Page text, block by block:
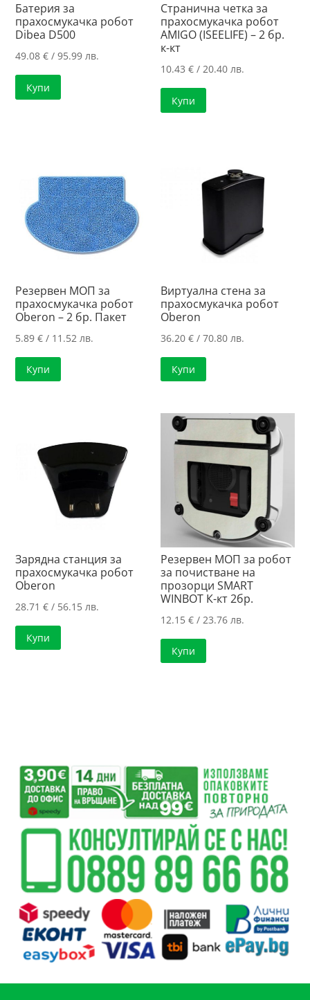
Батерия за
прахосмукачка робот
Dibea D500
49.08€ / 95.99 лв.
Купи
Странична четка за
прахосмукачка робот
AMIGO (ISEELIFE) – 2 бр.
к-кт
10.43€ / 20.40 лв.
Купи
Резервен МОП за
прахосмукачка робот
Oberon – 2 бр. Пакет
5.89€ / 11.52 лв.
Купи
Виртуална стена за
прахосмукачка робот
Oberon
36.20€ / 70.80 лв.
Купи
Зарядна станция за
прахосмукачка робот
Oberon
28.71€ / 56.15 лв.
Купи
Резервен МОП за робот
за почистване на
прозорци SMART
WINBOT К-кт 2бр.
12.15€ / 23.76 лв.
Купи